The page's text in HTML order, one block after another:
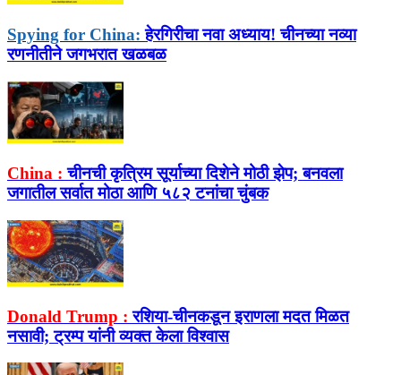
Spying for China: हेरगिरीचा नवा अध्याय! चीनच्या नव्या
रणनीतीने जगभरात खळबळ
China : चीनची कृत्रिम सूर्याच्या दिशेने मोठी झेप; बनवला
जगातील सर्वात मोठा आणि ५८२ टनांचा चुंबक
Donald Trump : रशिया-चीनकडून इराणला मदत मिळत
नसावी; ट्रम्प यांनी व्यक्त केला विश्‍वास